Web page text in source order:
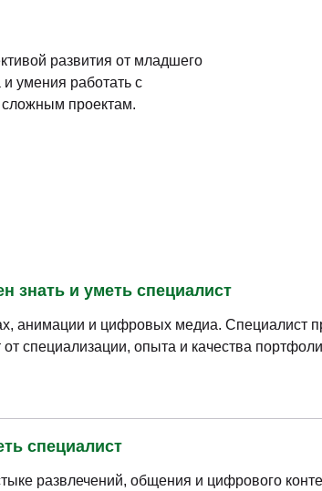
развития от младшего
умения работать с
сложным проектам.
знать и уметь специалист
анимации и цифровых медиа. Специалист
специализации, опыта и качества
специалист
развлечений, общения и цифрового